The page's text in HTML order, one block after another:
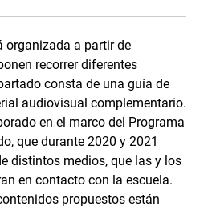
organizada a partir de
recorrer diferentes
consta de una guía de
audiovisual complementario.
en el marco del Programa
que durante 2020 y 2021
distintos medios, que las y los
en contacto con la escuela.
propuestos están